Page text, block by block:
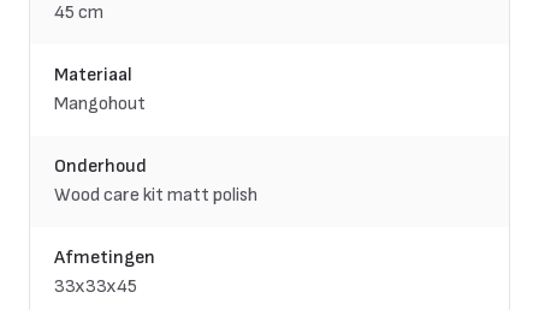
45 cm
Materiaal
Mangohout
Onderhoud
Wood care kit matt polish
Afmetingen
33x33x45